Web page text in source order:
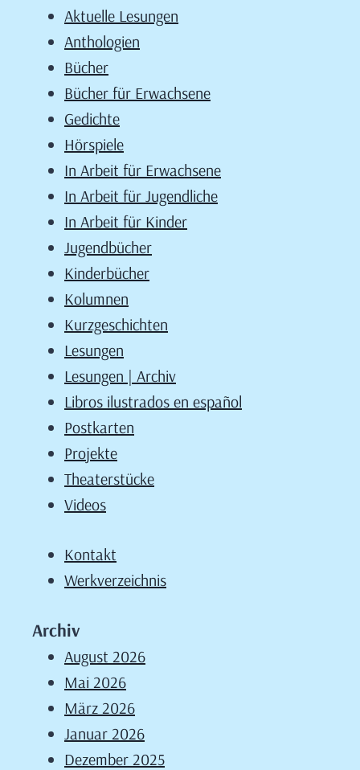
Aktuelle Lesungen
Anthologien
Bücher
Bücher für Erwachsene
Gedichte
Hörspiele
In Arbeit für Erwachsene
In Arbeit für Jugendliche
In Arbeit für Kinder
Jugendbücher
Kinderbücher
Kolumnen
Kurzgeschichten
Lesungen
Lesungen | Archiv
Libros ilustrados en español
Postkarten
Projekte
Theaterstücke
Videos
Kontakt
Werkverzeichnis
Archiv
August 2026
Mai 2026
März 2026
Januar 2026
Dezember 2025